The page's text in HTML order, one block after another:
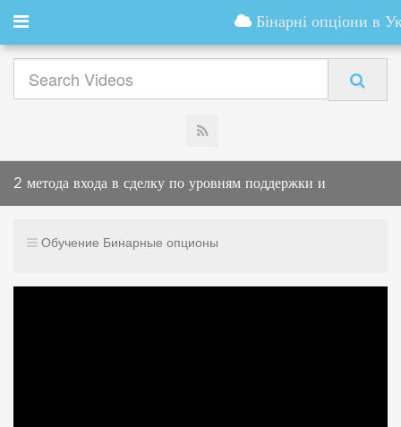
Бінарні опціони в
2 метода входа в сделку по уровням поддержки и
Обучение Бинарные опционы